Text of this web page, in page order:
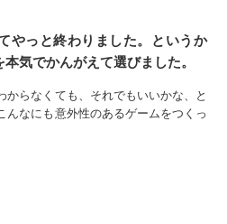
やっと終わりました。というか
気でかんがえて選びました。
からなくても、それでもいいかな、と
んなにも意外性のあるゲームをつくっ